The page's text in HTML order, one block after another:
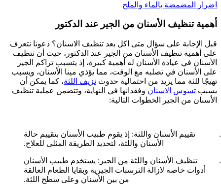
اضرار المضمضة بالماء والملح
أهمية تنظيف الأسنان من الجير عند الدكتور
قبل الإجابة على سؤال متى اكل بعد تنظيف الاسنان؟ دعونا نتعرف
على أهمية تنظيف الأسنان من الجير عند الدكتور، حيث أن تنظيف
الأسنان في عيادة الأسنان له أهمية كبيرة، إذ يتسبب تراكم الجير
على الأسنان في تصلبه مع الوقت، مما يؤذي مينا الأسنان، ويسبب
تهيجًا للثة مما يزيد من احتمالية حدوث نزيف اللثة، كما يمكن أن
يسبب تسوس الاسنان وفقدانها في النهاية، وتتضمن عملية تنظيف
الأسنان من الجير الخطوات التالية:
تقييم الأسنان واللثة: إذ يقوم طبيب الأسنان بتقييم حالة
الأسنان واللثة، لتحديد الطريقة المثلى للعلاج.
تنظيف الأسنان واللثة من الجير: يستخدم طبيب الأسنان
أدوات خاصة لازالة الترسبات الجيرية وبقايا الطعام العالقة
من بين الأسنان وعلى سطح اللثة.